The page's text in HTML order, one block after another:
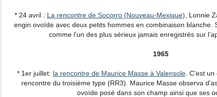
* 24 avril : La rencontre de Socorro (Nouveau-Mexique),
Lonnie
engin ovoïde avec deux petits hommes en combinaison blanche.
comme l’un des plus sérieux jamais enregistrés sur
1965
* 1er juillet: la rencontre de Maurice Masse à Valensole. C'est un
rencontre du troisième type (RR3). Maurice Masse observa
ovoïde posé dans son champ ainsi que ses